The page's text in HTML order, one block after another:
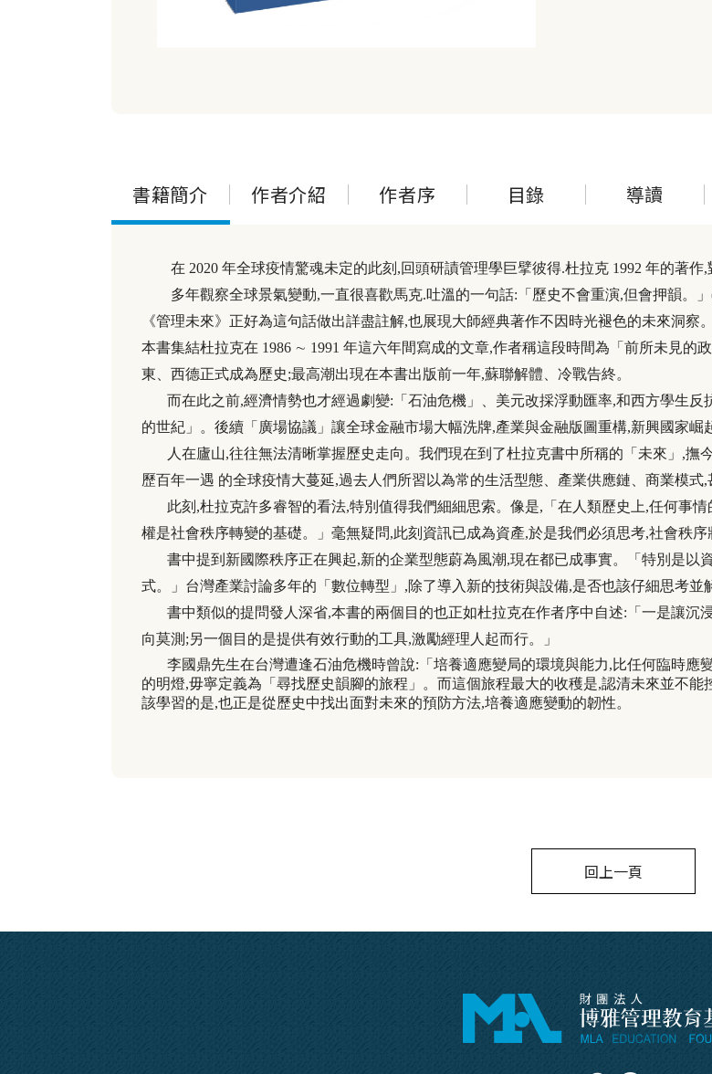
書籍簡介 作者介紹 作者序 目錄 導讀
在 2020 年全球疫情驚魂未定的此刻,回頭研謮管理學巨擘彼得.杜拉克 1992 年的著作,
多年觀察全球景氣變動,一直很喜歡馬克.吐溫的一句話:「歷史不會重演,但會押韻。」
《管理未來》正好為這句話做出詳盡註解,也展現大師經典著作不因時光褪色的未來洞察。
本書集結杜拉克在 1986 ∼ 1991 年這六年間寫成的文章,作者稱這段時間為「前所未見的
東、西德正式成為歷史;最高潮出現在本書出版前一年,蘇聯解體、冷戰告終。
而在此之前,經濟情勢也才經過劇變:「石油危機」、美元改採浮動匯率,和西方學生反
的世紀」。後續「廣場協議」讓全球金融市場大幅洗牌,產業與金融版圖重構,新興國家崛
人在廬山,往往無法清晰掌握歷史走向。我們現在到了杜拉克書中所稱的「未來」,撫
歷百年一遇 的全球疫情大蔓延,過去人們所習以為常的生活型態、產業供應鏈、商業模式,
此刻,杜拉克許多睿智的看法,特別值得我們細細思索。像是,「在人類歷史上,任何事情
權是社會秩序轉變的基礎。」毫無疑問,此刻資訊已成為資產,於是我們必須思考,社會秩序
書中提到新國際秩序正在興起,新的企業型態蔚為風潮,現在都已成事實。「特別是以
式。」台灣產業討論多年的「數位轉型」,除了導入新的技術與設備,是否也該仔細思考並
書中類似的提問發人深省,本書的兩個目的也正如杜拉克在作者序中自述:「一是讓沉
向莫測;另一個目的是提供有效行動的工具,激勵經理人起而行。」
李國鼎先生在台灣遭逢石油危機時曾說: 「培養適應變局的環境與能力,比任何臨時應
的明燈,毋寧定義為「尋找歷史韻腳的旅程」。而這個旅程最大的收穫是,認清未來並不能
該學習的是,也正是從歷史中找出面對未來的預防方法,培養適應變動的韌性。
回上一頁